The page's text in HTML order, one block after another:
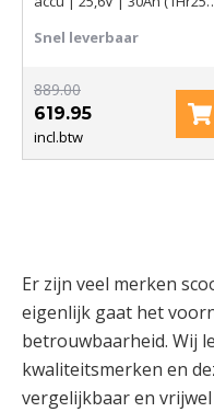
Snel leverbaar
889.00
619.95
incl.btw
Er zijn veel merken
eigenlijk gaat het
betrouwbaarheid. Wij
kwaliteitsmerken en
vergelijkbaar en